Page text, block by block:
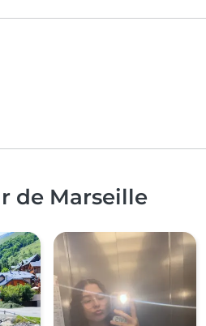
de Marseille